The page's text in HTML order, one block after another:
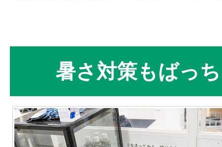
暑さ対策もばっ